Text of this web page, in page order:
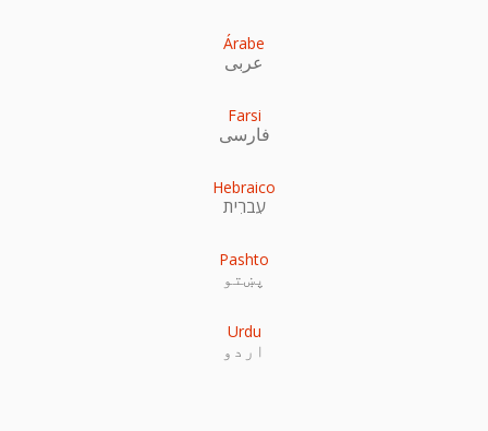
Árabe
عربى
Farsi
فارسی
Hebraico
עִברִית
Pashto
پښتو
Urdu
اردو